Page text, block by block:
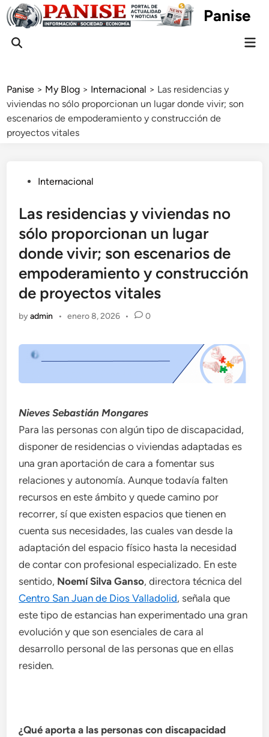
Skip
to
content
Panise
Open
Panise > My Blog > Internacional > Las residencias y
viviendas no sólo proporcionan un lugar donde vivir; son
escenarios de empoderamiento y construcción de
proyectos vitales
PostedInternacional
Las residencias y viviendas no
sólo proporcionan un lugar
donde vivir; son escenarios de
empoderamiento y construcción
de proyectos vitales
byadmin • enero 8, 2026 • 0
Nieves Sebastián Mongares
Para las personas con algún tipo de discapacidad,
disponer de residencias o viviendas adaptadas es
una gran aportación de cara a fomentar sus
relaciones y autonomía. Aunque todavía falten
recursos en este ámbito y quede camino por
recorrer, sí que existen espacios que tienen en
cuenta sus necesidades, las cuales van desde la
adaptación del espacio físico hasta la necesidad
de contar con profesional especializado. En este
sentido, Noemí Silva Ganso, directora técnica del
Centro San Juan de Dios Valladolid, señala que
este tipo de estancias han experimentado una gran
evolución y que son esenciales de cara al
desarrollo personal de las personas que en ellas
residen.
¿Qué aporta a las personas con discapacidad